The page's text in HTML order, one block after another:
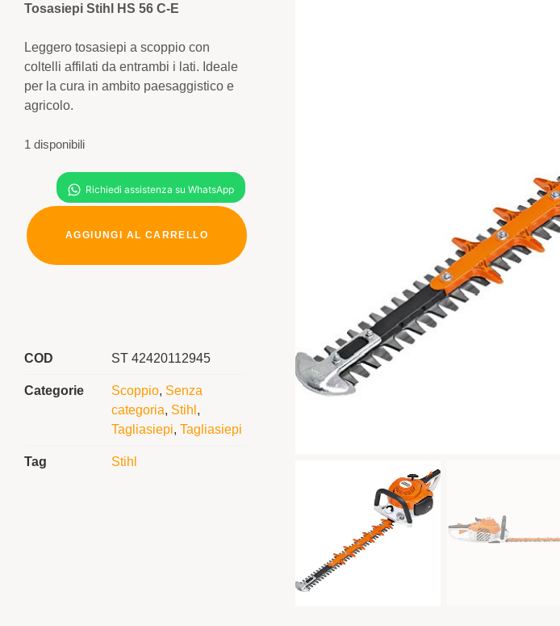
Tosasiepi Stihl HS 56 C-E
Leggero tosasiepi a scoppio con
coltelli affilati da entrambi i lati. Ideale
per la cura in ambito paesaggistico e
agricolo.
1 disponibili
AGGIUNGI AL CARRELLO
COD ST 42420112945
Categorie Scoppio, Senza
categoria, Stihl ,
Tagliasiepi, Tagliasiepi
Tag Stihl